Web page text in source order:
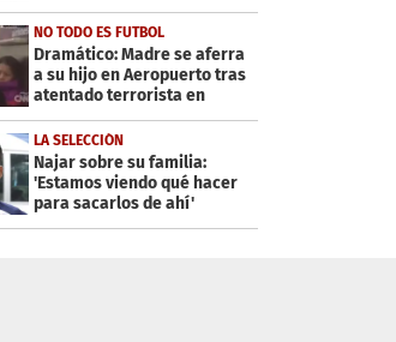
NO TODO ES FUTBOL
Dramático: Madre se aferra
a su hijo en Aeropuerto tras
atentado terrorista en
Bélgica
LA SELECCIÓN
Najar sobre su familia:
'Estamos viendo qué hacer
para sacarlos de ahí'